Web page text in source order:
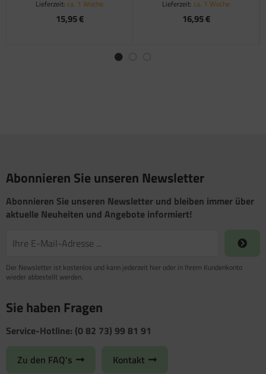
Lieferzeit: ca. 1 Woche
15,95 €
Lieferzeit: ca. 1 Woche
16,95 €
Abonnieren Sie unseren Newsletter
Abonnieren Sie unseren Newsletter und bleiben immer über
aktuelle Neuheiten und Angebote informiert!
Der Newsletter ist kostenlos und kann jederzeit hier oder in Ihrem Kundenkonto
wieder abbestellt werden.
Sie haben Fragen
Service-Hotline: (0 82 73) 99 81 91
Zu den FAQ's Kontakt